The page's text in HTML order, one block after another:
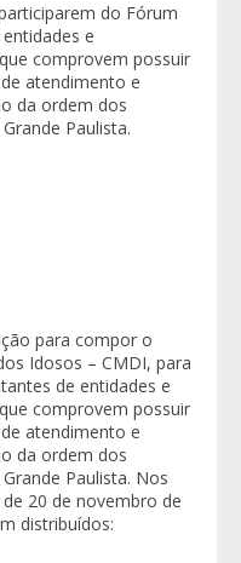
do Fórum
e
comprovem possuir
atendimento e
da ordem dos
Paulista.
para compor o
Idosos – CMDI, para
de entidades e
comprovem possuir
atendimento e
da ordem dos
Paulista. Nos
20 de novembro de
distribuídos: